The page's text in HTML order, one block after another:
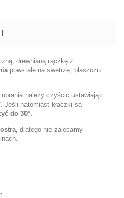
drewnianą rączkę z
powstałe na swetrze, płaszczu
należy czyścić ustawiając
. Jeśli natomiast kłaczki są
do 30°.
dlatego nie zalecamy